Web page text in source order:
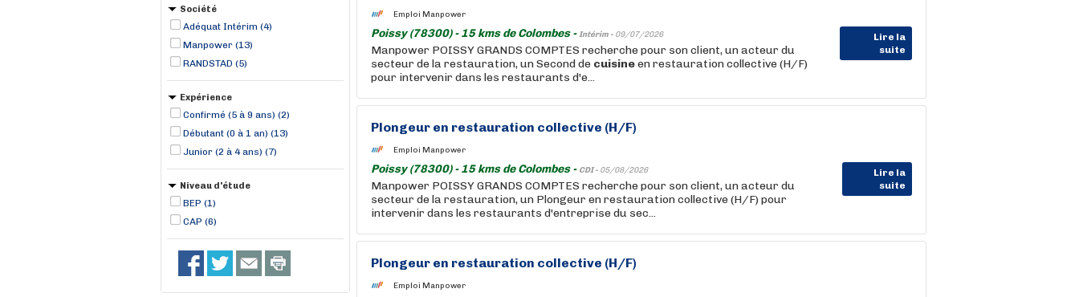
Société
Adéquat Intérim (4)
Manpower (13)
RANDSTAD (5)
Expérience
Confirmé (5 à 9 ans) (2)
Débutant (0 à 1 an) (13)
Junior (2 à 4 ans) (7)
Niveau d'étude
BEP (1)
CAP (6)
Emploi Manpower
Poissy (78300) - 15 kms de Colombes -Intérim - 09/07/2026
Lire la
suite
Manpower POISSY GRANDS COMPTES recherche pour son client, un acteur du
secteur de la restauration, un Second de cuisineen restauration collective (H/F)
pour intervenir dans les restaurants d'e...
Plongeur en restauration collective (H/F)
Emploi Manpower
Poissy (78300) - 15 kms de Colombes - CDI - 05/08/2026
Lire la
suite
Manpower POISSY GRANDS COMPTES recherche pour son client, un acteur du
secteur de la restauration, un Plongeur en restauration collective (H/F) pour
intervenir dans les restaurants d'entreprise du sec...
Plongeur en restauration collective (H/F)
Emploi Manpower